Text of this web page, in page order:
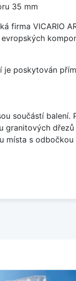
35 mm
firma VICARIO
je poskytován
součástí
granitových
místa s odbočkou